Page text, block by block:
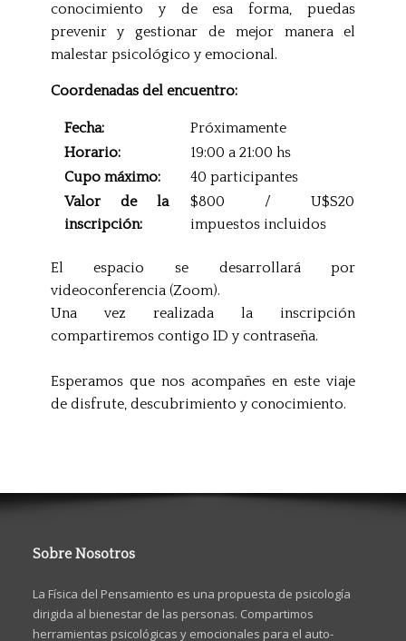
conocimiento y de esa forma, puedas
prevenir y gestionar de mejor manera el
malestar psicológico y emocional.
Coordenadas del encuentro:
Fecha:
Próximamente
Horario:
19:00 a 21:00 hs
Cupo máximo:
40 participantes
Valor de la
inscripción:
$800 / U$S20
impuestos incluidos
El espacio se desarrollará por
videoconferencia (Zoom).
Una vez realizada la inscripción
compartiremos contigo ID y contraseña.
Esperamos que nos acompañes en este viaje
de disfrute, descubrimiento y conocimiento.
Sobre Nosotros
La Física del Pensamiento es una propuesta de psicología
dirigida al bienestar de las personas. Compartimos
herramientas psicológicas y emocionales para el auto-